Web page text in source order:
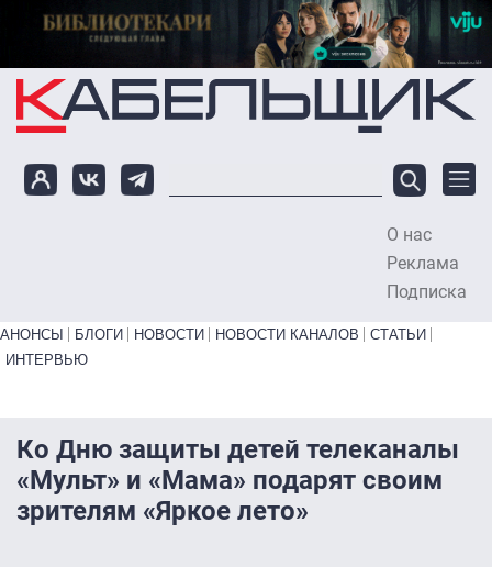
Перейти к основному содержанию
О нас
Реклама
Подписка
Primary links bottom
АНОНСЫ БЛОГИ НОВОСТИ НОВОСТИ КАНАЛОВ
СТАТЬИ
ИНТЕРВЬЮ
Ко Дню защиты детей телеканалы
«Мульт» и «Мама» подарят своим
зрителям «Яркое лето»